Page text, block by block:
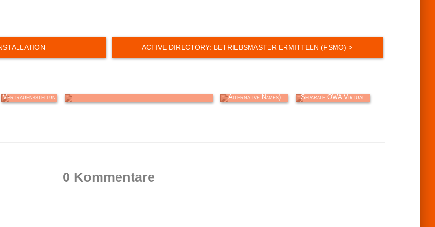
Vertrauensstellun
g (Trust)
Alternative Names)
Zertifikat erstellen
Separate OWA Virtual
Directory
0 Kommentare